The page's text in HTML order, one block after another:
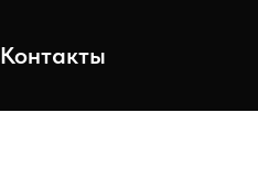
Контакты